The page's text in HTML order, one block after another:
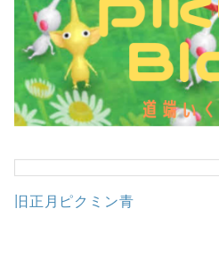
ピクミンブ
まるかな
旧正月ピクミン青